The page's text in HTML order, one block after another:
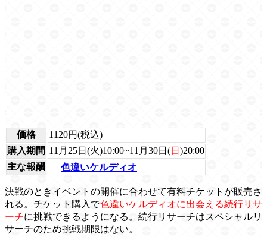
価格
1120円(税込)
購入期間 11月25日(火)10:00~11月30日(日 )20:00
主な報酬
色違いケルディオ
決戦のときイベントの開催に合わせて有料チケットが販売さ
れる。チケット購入で色違いケルディオに出会える続行リサ
ーチに挑戦できるようになる。続行リサーチはスペシャルリ
サーチのため挑戦期限はない。